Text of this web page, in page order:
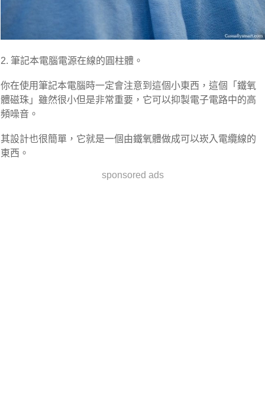
2. 筆記本電腦電源在線的圓柱體。
你在使用筆記本電腦時一定會注意到這個小東西，這個「鐵氧
體磁珠」雖然很小但是非常重要，它可以抑製電子電路中的高
頻噪音。
其設計也很簡單，它就是一個由鐵氧體做成可以崁入電纜線的
東西。
sponsored ads